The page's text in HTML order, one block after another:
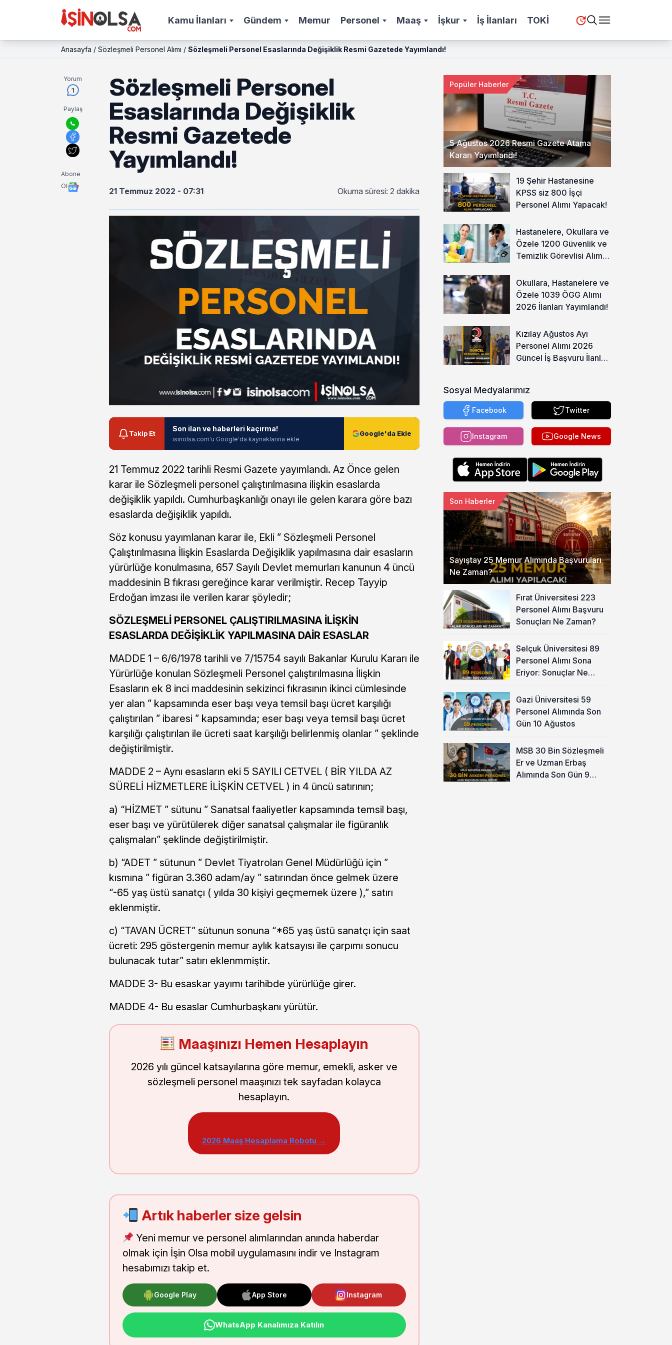
Kamu İlanları Gündem Memur Personel Maaş İşkur İş İlanları TOKİ
Anasayfa / Sözleşmeli Personel Alımı / Sözleşmeli Personel Esaslarında Değişiklik Resmi Gazetede Yayımlandı!
Yorum
1
Paylaş
Abone
Ol
Sözleşmeli Personel
Esaslarında Değişiklik
Resmi Gazetede
Yayımlandı!
21 Temmuz 2022 - 07:31 Okuma süresi: 2 dakika
Takip Et
Son ilan ve haberleri kaçırma!
isinolsa.com'u Google'da kaynaklarına ekle
Google'da Ekle
21 Temmuz 2022 tarihli Resmi Gazete yayımlandı. Az Önce gelen
karar ile Sözleşmeli personel çalıştırılmasına ilişkin esaslarda
değişiklik yapıldı. Cumhurbaşkanlığı onayı ile gelen karara göre bazı
esaslarda değişiklik yapıldı.
Söz konusu yayımlanan karar ile, Ekli ” Sözleşmeli Personel
Çalıştırılmasına İlişkin Esaslarda Değişiklik yapılmasına dair esasların
yürürlüğe konulmasına, 657 Sayılı Devlet memurları kanunun 4 üncü
maddesinin B fıkrası gereğince karar verilmiştir. Recep Tayyip
Erdoğan imzası ile verilen karar şöyledir;
SÖZLEŞMELİ PERSONEL ÇALIŞTIRILMASINA İLİŞKİN
ESASLARDA DEĞİŞİKLİK YAPILMASINA DAİR ESASLAR
MADDE 1 – 6/6/1978 tarihli ve 7/15754 sayılı Bakanlar Kurulu Kararı ile
Yürürlüğe konulan Sözleşmeli Personel çalıştırılmasına İlişkin
Esasların ek 8 inci maddesinin sekizinci fıkrasının ikinci cümlesinde
yer alan ” kapsamında eser başı veya temsil başı ücret karşılığı
çalıştırılan ” ibaresi ” kapsamında; eser başı veya temsil başı ücret
karşılığı çalıştırılan ile ücreti saat karşılığı belirlenmiş olanlar ” şeklinde
değiştirilmiştir.
MADDE 2 – Aynı esasların eki 5 SAYILI CETVEL ( BİR YILDA AZ
SÜRELİ HİZMETLERE İLİŞKİN CETVEL ) in 4 üncü satırının;
a) “HİZMET ” sütunu ” Sanatsal faaliyetler kapsamında temsil başı,
eser başı ve yürütülerek diğer sanatsal çalışmalar ile figüranlık
çalışmaları” şeklinde değiştirilmiştir.
b) “ADET ” sütunun ” Devlet Tiyatroları Genel Müdürlüğü için ”
kısmına ” figüran 3.360 adam/ay ” satırından önce gelmek üzere
“-65 yaş üstü sanatçı ( yılda 30 kişiyi geçmemek üzere ),” satırı
eklenmiştir.
c) “TAVAN ÜCRET” sütunun sonuna “*65 yaş üstü sanatçı için saat
ücreti: 295 göstergenin memur aylık katsayısı ile çarpımı sonucu
bulunacak tutar” satırı eklenmmiştir.
MADDE 3- Bu esaskar yayımı tarihibde yürürlüğe girer.
MADDE 4- Bu esaslar Cumhurbaşkanı yürütür.
Maaşınızı Hemen Hesaplayın
2026 yılı güncel katsayılarına göre memur, emekli, asker ve
sözleşmeli personel maaşınızı tek sayfadan kolayca
hesaplayın.
2026 Maaş Hesaplama Robotu →
Artık haberler size gelsin
Yeni memur ve personel alımlarından anında haberdar
olmak için İşin Olsa mobil uygulamasını indir ve Instagram
hesabımızı takip et.
Google Play App Store Instagram
WhatsApp Kanalımıza Katılın
5 Ağustos 2026 Resmi Gazete Atama
Kararı Yayımlandı!
Popüler Haberler
19 Şehir Hastanesine
KPSS siz 800 İşçi
Personel Alımı Yapacak!
Hastanelere, Okullara ve
Özele 1200 Güvenlik ve
Temizlik Görevlisi Alımı
Okullara, Hastanelere ve
Özele 1039 ÖGG Alımı
2026 İlanları Yayımlandı!
Kızılay Ağustos Ayı
Personel Alımı 2026
Güncel İş Başvuru İlanları
Sosyal Medyalarımız
Facebook Twitter
Instagram Google News
Sayıştay 25 Memur Alımında Başvuruları
Ne Zaman?
Son Haberler
Fırat Üniversitesi 223
Personel Alımı Başvuru
Sonuçları Ne Zaman?
Selçuk Üniversitesi 89
Personel Alımı Sona
Eriyor: Sonuçlar Ne
Gazi Üniversitesi 59
Personel Alımında Son
Gün 10 Ağustos
MSB 30 Bin Sözleşmeli
Er ve Uzman Erbaş
Alımında Son Gün 9